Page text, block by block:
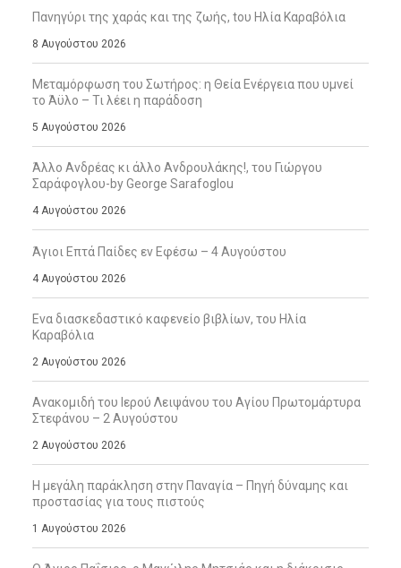
Πανηγύρι της χαράς και της ζωής, tου Ηλία Καραβόλια
8 Αυγούστου 2026
Μεταμόρφωση του Σωτήρος: η Θεία Ενέργεια που υμνεί
το Άϋλο – Τι λέει η παράδοση
5 Αυγούστου 2026
Άλλο Ανδρέας κι άλλο Ανδρουλάκης!, του Γιώργου
Σαράφογλου-by George Sarafoglou
4 Αυγούστου 2026
Άγιοι Επτά Παίδες εν Εφέσω – 4 Αυγούστου
4 Αυγούστου 2026
Ενα διασκεδαστικό καφενείο βιβλίων, του Ηλία
Καραβόλια
2 Αυγούστου 2026
Ανακομιδή του Ιερού Λειψάνου του Αγίου Πρωτομάρτυρα
Στεφάνου – 2 Αυγούστου
2 Αυγούστου 2026
Η μεγάλη παράκληση στην Παναγία – Πηγή δύναμης και
προστασίας για τους πιστούς
1 Αυγούστου 2026